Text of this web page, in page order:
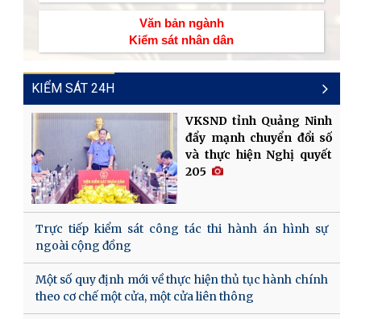
Văn bản ngành
Kiểm sát nhân dân
KIỂM SÁT 24H
VKSND tỉnh Quảng Ninh
đẩy mạnh chuyển đổi số
và thực hiện Nghị quyết
205
Trực tiếp kiểm sát công tác thi hành án hình sự
ngoài cộng đồng
Một số quy định mới về thực hiện thủ tục hành chính
theo cơ chế một cửa, một cửa liên thông